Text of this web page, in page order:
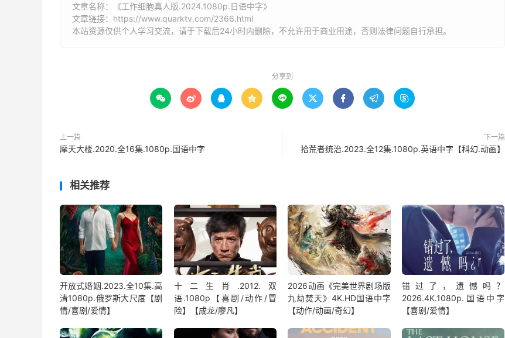
文章名称：《工作细胞真人版.2024.1080p.日语中字》
文章链接： https://www.quarktv.com/2366.html
本站资源仅供个人学习交流，请于下载后24小时内删除，不允许用于商业用途，否则法律问题自行承担。
分享到
        
上一篇
摩天大楼.2020.全16集.1080p.国语中字
下一篇
拾荒者统治.2023.全12集.1080p.英语中字【科幻.动画】
相关推荐
开放式婚姻.2023.全10集.高
清1080p.俄罗斯大尺度【剧
情/喜剧/爱情】
十二生肖.2012.双
语.1080p【喜剧/动作/冒
险】【成龙/廖凡】
2026动画《完美世界剧场版
九劫焚天》4K.HD国语中字
【动作/动画/奇幻】
错过了，遗憾吗？
2026.4K.1080p.国语中字
【喜剧/爱情】